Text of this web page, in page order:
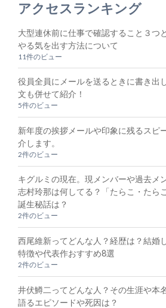
アクセスランキング
大型連休前に仕事で確認すること３つ
やる気を出す方法について
11件のビュー
役員全員にメールを送るときに書き出
文も併せて紹介！
5件のビュー
新年度の挨拶メールや印象に残るスピ
介します。
2件のビュー
キグルミの現在。現メンバーや過去メ
志村玲那は何してる？「たらこ・たら
誕生秘話は？
2件のビュー
西尾維新ってどんな人？経歴は？結婚
特徴や代表作おすすめ8選
2件のビュー
井伏鱒二ってどんな人？その生涯や本
語るエピソードや死因は？